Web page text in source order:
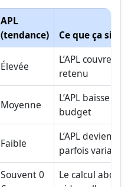
APL
(tendance)
Ce que ça
Élevée
L’APL couvre
retenu
Moyenne
L’APL baisse
budget
Faible
L’APL devient
parfois variable
Souvent 0
Le calcul